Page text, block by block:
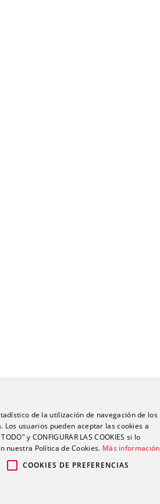
de la utilización de navegación de los
usuarios pueden aceptar las cookies a
y CONFIGURAR LAS COOKIES si lo
nuestra Política de Cookies. Más información
COOKIES DE PREFERENCIAS